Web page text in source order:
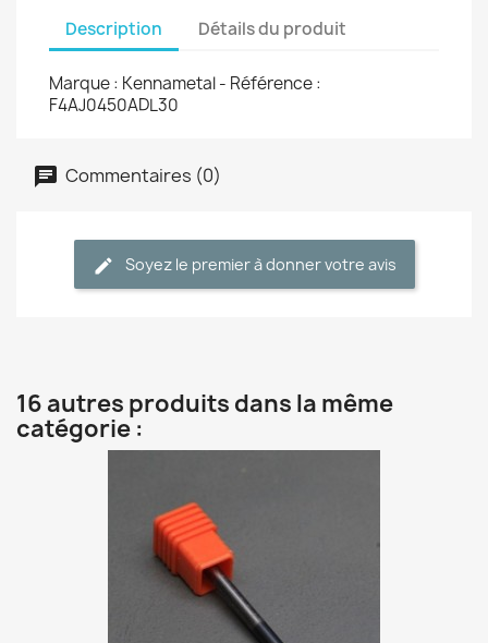
Description Détails du produit
Marque : Kennametal - Référence :
F4AJ0450ADL30
Commentaires (0)
Soyez le premier à donner votre avis
16 autres produits dans la même
catégorie :